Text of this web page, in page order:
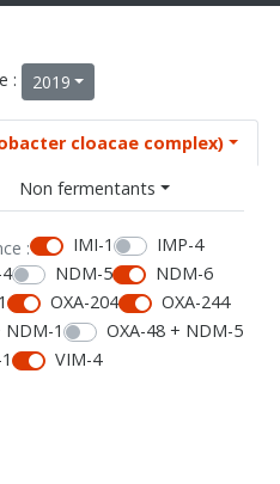
: 2019
cloacae complex)
Non fermentants
: IMI-1
IMP-4
NDM-5
NDM-6
OXA-204
OXA-244
NDM-1
OXA-48 + NDM-5
VIM-4